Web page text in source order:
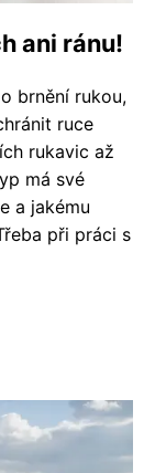
ani ránu!
brnění rukou,
ruce
rukavic až
má své
a jakému
při práci s